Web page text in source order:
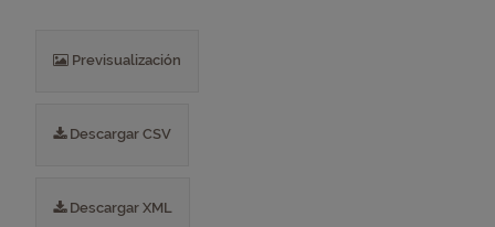
Previsualización
Descargar CSV
Descargar XML